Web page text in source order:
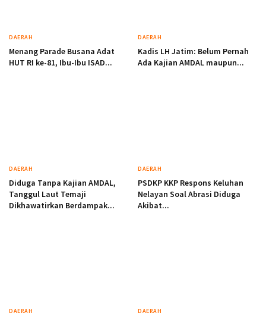
DAERAH
Menang Parade Busana Adat
HUT RI ke-81, Ibu-Ibu ISAD...
DAERAH
Kadis LH Jatim: Belum Pernah
Ada Kajian AMDAL maupun...
DAERAH
Diduga Tanpa Kajian AMDAL,
Tanggul Laut Temaji
Dikhawatirkan Berdampak...
DAERAH
PSDKP KKP Respons Keluhan
Nelayan Soal Abrasi Diduga
Akibat...
DAERAH DAERAH